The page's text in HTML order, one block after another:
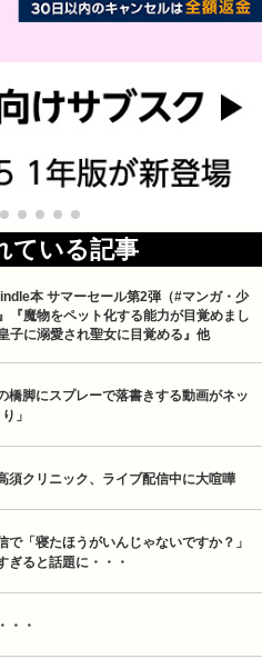
ている記事
本 サマーセール第2弾（#マンガ・少
『魔物をペット化する能力が目覚めまし
子に溺愛され聖女に目覚める』他
橋脚にスプレーで落書きする動画がネッ
」
須クリニック、ライブ配信中に大喧嘩
「寝たほうがいんじゃないですか？」
ぎると話題に・・・
・・